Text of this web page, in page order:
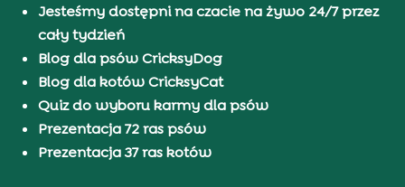
Jesteśmy dostępni na czacie na żywo 24/7 przez
cały tydzień
Blog dla psów CricksyDog
Blog dla kotów CricksyCat
Quiz do wyboru karmy dla psów
Prezentacja 72 ras psów
Prezentacja 37 ras kotów